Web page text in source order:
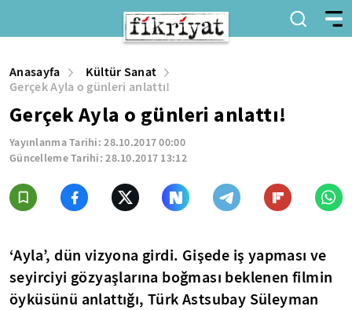
Anasayfa
Kültür Sanat
Gerçek Ayla o günleri anlattı!
Gerçek Ayla o günleri anlattı!
Yayınlanma Tarihi:28.10.2017 00:00
Güncelleme Tarihi:28.10.2017 13:12
‘Ayla’, dün vizyona girdi. Gişede iş yapması ve
seyirciyi gözyaşlarına boğması beklenen filmin
öyküsünü anlattığı, Türk Astsubay Süleyman